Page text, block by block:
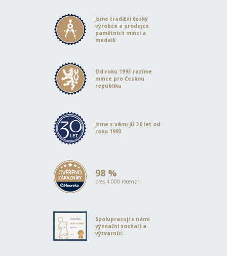
Jsme tradiční český
výrobce a prodejce
pamětních mincí a
medailí
Od roku 1993 razíme
mince pro Českou
republiku
Jsme s vámi již 30 let od
roku 1993
98 %
přes 4 000 recenzí
Spolupracují s námi
význační sochaři a
výtvarníci